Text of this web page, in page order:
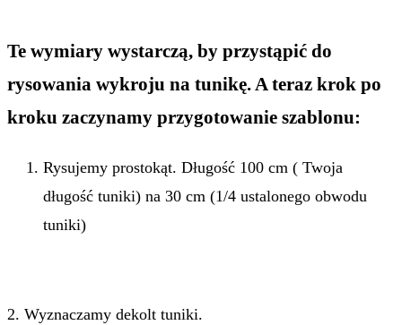
Te wymiary wystarczą, by przystąpić do
rysowania wykroju na tunikę. A teraz krok po
kroku zaczynamy przygotowanie szablonu:
Rysujemy prostokąt. Długość 100 cm ( Twoja
długość tuniki) na 30 cm (1/4 ustalonego obwodu
tuniki)
2. Wyznaczamy dekolt tuniki.